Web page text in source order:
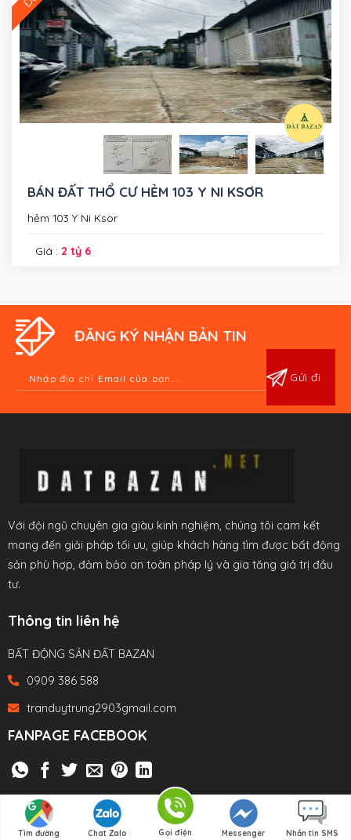
BÁN ĐẤT THỔ CƯ HẺM 103 Y NI KSƠR
hẻm 103 Y Ni Ksor
Giá : 2 tỷ 6
ĐĂNG KÝ NHẬN BẢN TIN
Với đội ngũ chuyên gia giàu kinh nghiệm, chúng tôi cam kết
mang đến giải pháp tối ưu, giúp khách hàng tìm được bất động
sản phù hợp, đảm bảo an toàn pháp lý và gia tăng giá trị đầu
tư.
Thông tin liên hệ
BẤT ĐỘNG SẢN ĐẤT BAZAN
0909 386 588
tranduytrung2903gmail.com
FANPAGE FACEBOOK
Since 2021 ©
Tìm đường Chat Zalo Gọi điện Messenger Nhắn tin SMS